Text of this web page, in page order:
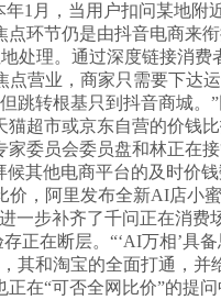
1月，当用户扣问某地
环节仍是由抖音电商来
处理。通过深度链接消
营业，商家只需要下达
转根基只到抖音商城
超市或京东自营的价
委员会委员盘和林正
其他电商平台的及时价
，阿里发布全新AI店
步补齐了千问正在消
在断层。“‘AI万相’具
和淘宝的全面打通，
在“可否全网比价”的